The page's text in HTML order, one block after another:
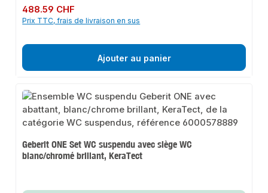
Prix régulier :
488.59 CHF
Prix TTC, frais de livraison en sus
Ajouter au panier
Geberit ONE Set WC suspendu avec siège WC
blanc/chromé brillant, KeraTect